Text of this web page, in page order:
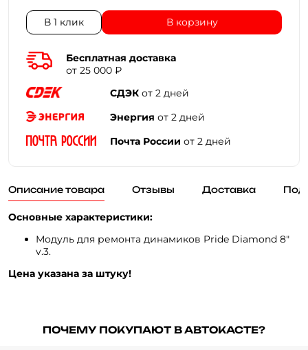
В 1 клик В корзину
Бесплатная доставка
от 25 000 ₽
СДЭК от 2 дней
Энергия от 2 дней
Почта России от 2 дней
Описание товара Отзывы Доставка
Основные характеристики:
Модуль для ремонта динамиков Pride Diamond 8"
v.3.
Цена указана за штуку!
ПОЧЕМУ ПОКУПАЮТ В АВТОКАСТЕ?